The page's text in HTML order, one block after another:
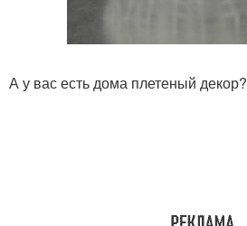
А у вас есть дома плетеный декор?